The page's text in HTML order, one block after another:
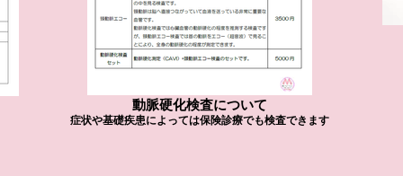
動脈硬化検査について
症状や基礎疾患によっては保険診療でも検査できます